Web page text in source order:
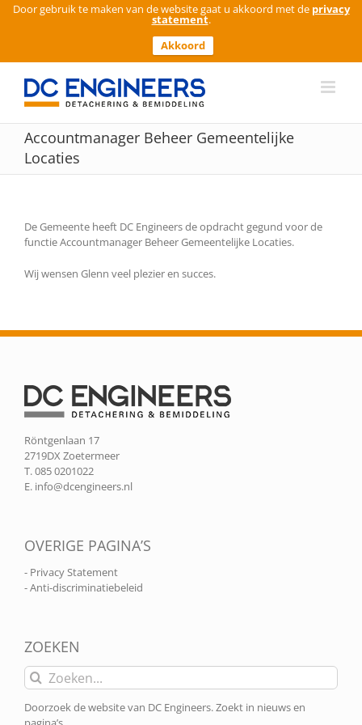
Door gebruik te maken van de website gaat u akkoord met de privacy
statement.
Akkoord
Ga
inhoud
Accountmanager Beheer Gemeentelijke
Locaties
De Gemeente heeft DC Engineers de opdracht gegund voor de
functie Accountmanager Beheer Gemeentelijke Locaties.
Wij wensen Glenn veel plezier en succes.
Röntgenlaan 17
2719DX Zoetermeer
T. 085 0201022
E. info@dcengineers.nl
OVERIGE PAGINA’S
- Privacy Statement
- Anti-discriminatiebeleid
ZOEKEN
Zoeken
naar:
Doorzoek de website van DC Engineers. Zoekt in nieuws en